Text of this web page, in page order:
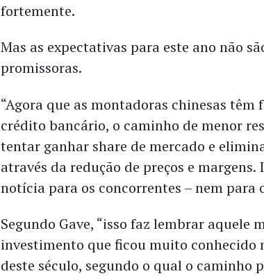
fortemente.
Mas as expectativas para este ano não
promissoras.
“Agora que as montadoras chinesas têm
crédito bancário, o caminho de menor
tentar ganhar share de mercado e
através da redução de preços e margens.
notícia para os concorrentes – nem para
Segundo Gave, “isso faz lembrar aquele
investimento que ficou muito conhecido
deste século, segundo o qual o caminho